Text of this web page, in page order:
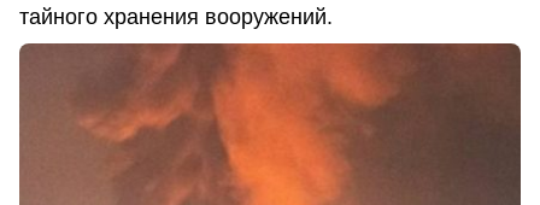
тайного хранения вооружений.